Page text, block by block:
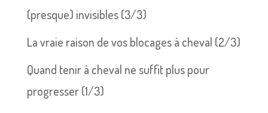
(presque) invisibles (3/3)
La vraie raison de vos blocages à cheval (2/3)
Quand tenir à cheval ne suffit plus pour
progresser (1/3)